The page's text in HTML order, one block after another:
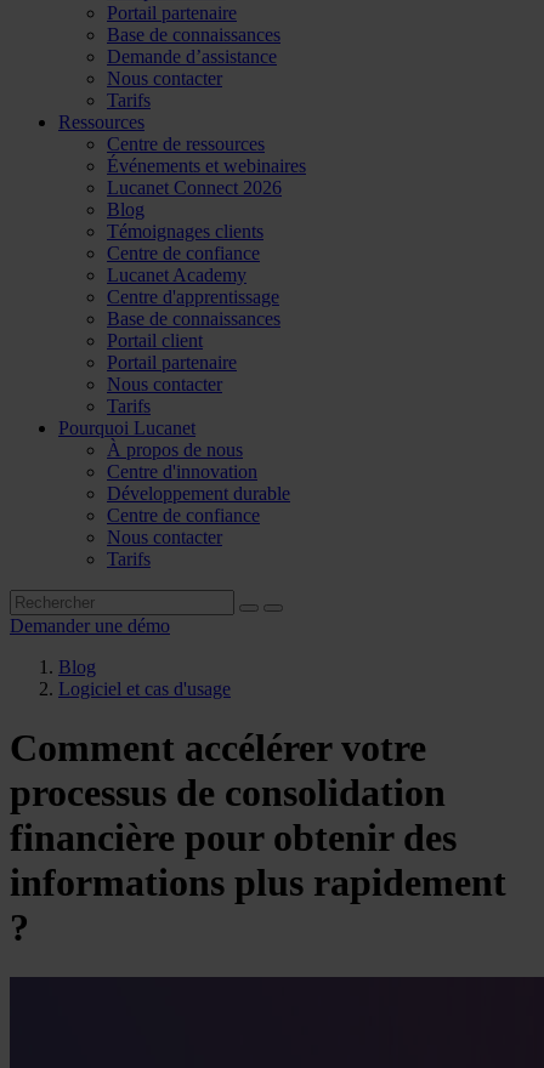
Portail partenaire
Base de connaissances
Demande d’assistance
Nous contacter
Tarifs
Ressources
Centre de ressources
Événements et webinaires
Lucanet Connect 2026
Blog
Témoignages clients
Centre de confiance
Lucanet Academy
Centre d'apprentissage
Base de connaissances
Portail client
Portail partenaire
Nous contacter
Tarifs
Pourquoi Lucanet
À propos de nous
Centre d'innovation
Développement durable
Centre de confiance
Nous contacter
Tarifs
Demander une démo
Blog
Logiciel et cas d'usage
Comment accélérer votre
processus de consolidation
financière pour obtenir des
informations plus rapidement
?